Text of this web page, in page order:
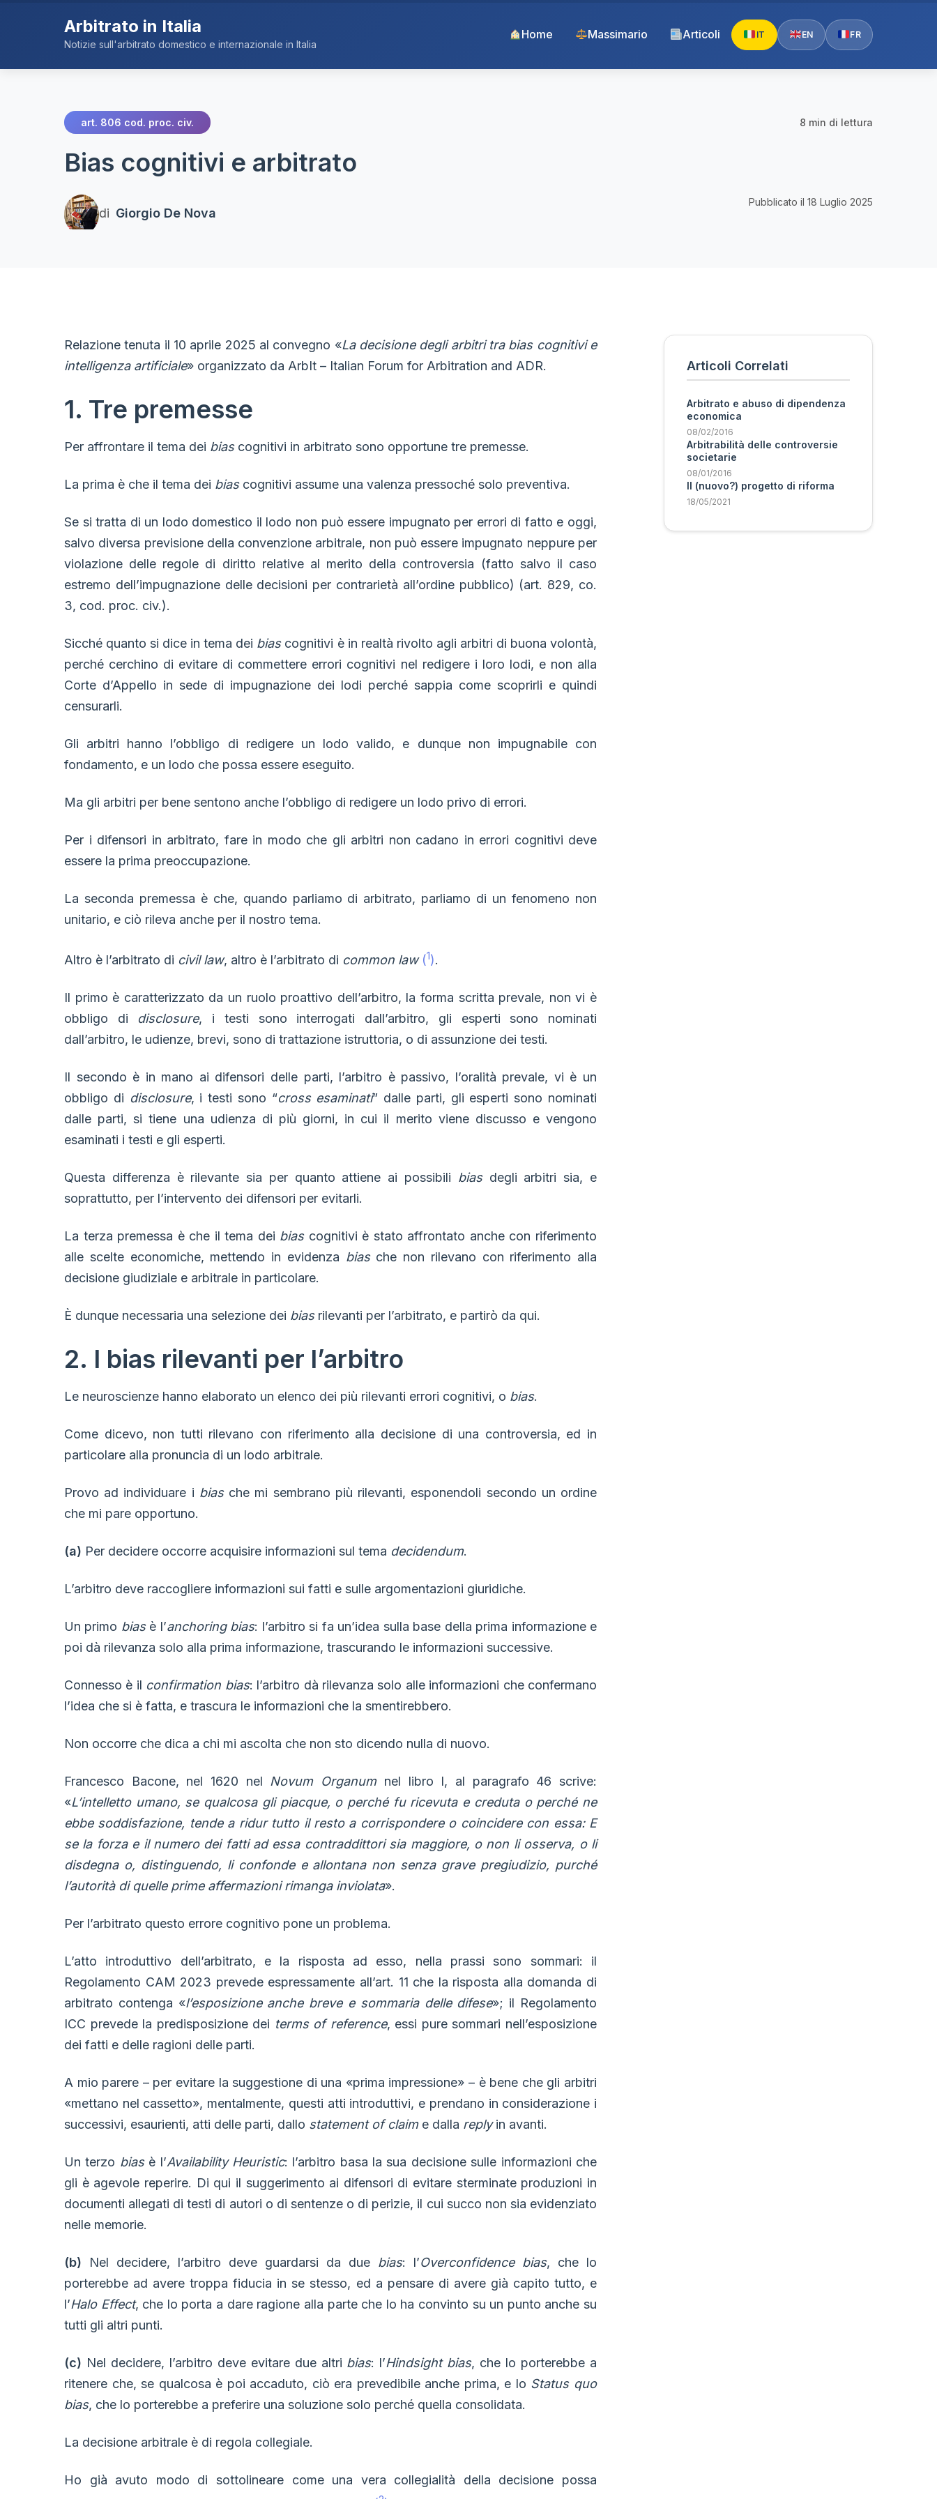
Arbitrato in Italia
Notizie sull'arbitrato domestico e internazionale in Italia
Home Massimario Articoli IT EN FR
art. 806 cod. proc. civ. 8 min di lettura
Bias cognitivi e arbitrato
di Giorgio De Nova
Pubblicato il 18 Luglio 2025
Relazione tenuta il 10 aprile 2025 al convegno «La decisione degli arbitri tra bias cognitivi e
intelligenza artificiale» organizzato da ArbIt – Italian Forum for Arbitration and ADR.
1. Tre premesse
Per affrontare il tema dei biascognitivi in arbitrato sono opportune tre premesse.
La prima è che il tema dei biascognitivi assume una valenza pressoché solo preventiva.
Se si tratta di un lodo domestico il lodo non può essere impugnato per errori di fatto e oggi,
salvo diversa previsione della convenzione arbitrale, non può essere impugnato neppure per
violazione delle regole di diritto relative al merito della controversia (fatto salvo il caso
estremo dell’impugnazione delle decisioni per contrarietà all’ordine pubblico) (art. 829, co.
3, cod. proc. civ.).
Sicché quanto si dice in tema dei biascognitivi è in realtà rivolto agli arbitri di buona volontà,
perché cerchino di evitare di commettere errori cognitivi nel redigere i loro lodi, e non alla
Corte d’Appello in sede di impugnazione dei lodi perché sappia come scoprirli e quindi
censurarli.
Gli arbitri hanno l’obbligo di redigere un lodo valido, e dunque non impugnabile con
fondamento, e un lodo che possa essere eseguito.
Ma gli arbitri per bene sentono anche l’obbligo di redigere un lodo privo di errori.
Per i difensori in arbitrato, fare in modo che gli arbitri non cadano in errori cognitivi deve
essere la prima preoccupazione.
La seconda premessa è che, quando parliamo di arbitrato, parliamo di un fenomeno non
unitario, e ciò rileva anche per il nostro tema.
Altro è l’arbitrato di civil law, altro è l’arbitrato di common law (1).
Il primo è caratterizzato da un ruolo proattivo dell’arbitro, la forma scritta prevale, non vi è
obbligo di disclosure, i testi sono interrogati dall’arbitro, gli esperti sono nominati
dall’arbitro, le udienze, brevi, sono di trattazione istruttoria, o di assunzione dei testi.
Il secondo è in mano ai difensori delle parti, l’arbitro è passivo, l’oralità prevale, vi è un
obbligo di disclosure, i testi sono “cross esaminati” dalle parti, gli esperti sono nominati
dalle parti, si tiene una udienza di più giorni, in cui il merito viene discusso e vengono
esaminati i testi e gli esperti.
Questa differenza è rilevante sia per quanto attiene ai possibili biasdegli arbitri sia, e
soprattutto, per l’intervento dei difensori per evitarli.
La terza premessa è che il tema dei biascognitivi è stato affrontato anche con riferimento
alle scelte economiche, mettendo in evidenza biasche non rilevano con riferimento alla
decisione giudiziale e arbitrale in particolare.
È dunque necessaria una selezione dei biasrilevanti per l’arbitrato, e partirò da qui.
2. I bias rilevanti per l’arbitro
Le neuroscienze hanno elaborato un elenco dei più rilevanti errori cognitivi, o bias.
Come dicevo, non tutti rilevano con riferimento alla decisione di una controversia, ed in
particolare alla pronuncia di un lodo arbitrale.
Provo ad individuare i biasche mi sembrano più rilevanti, esponendoli secondo un ordine
che mi pare opportuno.
(a) Per decidere occorre acquisire informazioni sul tema decidendum.
L’arbitro deve raccogliere informazioni sui fatti e sulle argomentazioni giuridiche.
Un primo biasè l’anchoring bias: l’arbitro si fa un’idea sulla base della prima informazione e
poi dà rilevanza solo alla prima informazione, trascurando le informazioni successive.
Connesso è il confirmation bias: l’arbitro dà rilevanza solo alle informazioni che confermano
l’idea che si è fatta, e trascura le informazioni che la smentirebbero.
Non occorre che dica a chi mi ascolta che non sto dicendo nulla di nuovo.
Francesco Bacone, nel 1620 nel Novum Organumnel libro I, al paragrafo 46 scrive:
«L’intelletto umano, se qualcosa gli piacque, o perché fu ricevuta e creduta o perché ne
ebbe soddisfazione, tende a ridur tutto il resto a corrispondere o coincidere con essa: E
se la forza e il numero dei fatti ad essa contraddittori sia maggiore, o non li osserva, o li
disdegna o, distinguendo, li confonde e allontana non senza grave pregiudizio, purché
l’autorità di quelle prime affermazioni rimanga inviolata».
Per l’arbitrato questo errore cognitivo pone un problema.
L’atto introduttivo dell’arbitrato, e la risposta ad esso, nella prassi sono sommari: il
Regolamento CAM 2023 prevede espressamente all’art. 11 che la risposta alla domanda di
arbitrato contenga «l’esposizione anche breve e sommaria delle difese»; il Regolamento
ICC prevede la predisposizione dei terms of reference, essi pure sommari nell’esposizione
dei fatti e delle ragioni delle parti.
A mio parere – per evitare la suggestione di una «prima impressione» – è bene che gli arbitri
«mettano nel cassetto», mentalmente, questi atti introduttivi, e prendano in considerazione i
successivi, esaurienti, atti delle parti, dallo statement of claime dalla replyin avanti.
Un terzo biasè l’Availability Heuristic: l’arbitro basa la sua decisione sulle informazioni che
gli è agevole reperire. Di qui il suggerimento ai difensori di evitare sterminate produzioni in
documenti allegati di testi di autori o di sentenze o di perizie, il cui succo non sia evidenziato
nelle memorie.
(b) Nel decidere, l’arbitro deve guardarsi da due bias: l’Overconfidence bias, che lo
porterebbe ad avere troppa fiducia in se stesso, ed a pensare di avere già capito tutto, e
l’Halo Effect, che lo porta a dare ragione alla parte che lo ha convinto su un punto anche su
tutti gli altri punti.
(c) Nel decidere, l’arbitro deve evitare due altri bias: l’Hindsight bias, che lo porterebbe a
ritenere che, se qualcosa è poi accaduto, ciò era prevedibile anche prima, e lo Status quo
bias, che lo porterebbe a preferire una soluzione solo perché quella consolidata.
La decisione arbitrale è di regola collegiale.
Ho già avuto modo di sottolineare come una vera collegialità della decisione possa
Articoli Correlati
Arbitrato e abuso di dipendenza
economica
08/02/2016
Arbitrabilità delle controversie
societarie
08/01/2016
Il (nuovo?) progetto di riforma
18/05/2021